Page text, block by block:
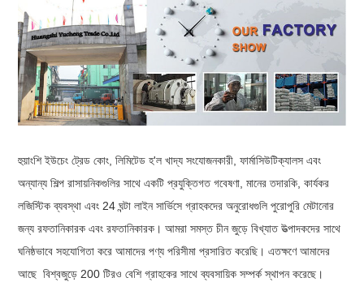
হুয়াংশি ইউচেং ট্রেড কোং, লিমিটেড হ'ল খাদ্য সংযোজনকারী, ফার্মাসিউটিক্যালস এবং
অন্যান্য শিল্প রাসায়নিকগুলির সাথে একটি প্রযুক্তিগত গবেষণা, মানের তদারকি, কার্যকর
লজিস্টিক ব্যবস্থা এবং 24 ঘন্টা লাইন সার্ভিসে গ্রাহকদের অনুরোধগুলি পুরোপুরি মেটানোর
জন্য রফতানিকারক এবং রফতানিকারক। আমরা সমস্ত চীন জুড়ে বিখ্যাত উত্পাদকদের সাথে
ঘনিষ্ঠভাবে সহযোগিতা করে আমাদের পণ্য পরিসীমা প্রসারিত করেছি। এতক্ষণে আমাদের
আছে বিশ্বজুড়ে 200 টিরও বেশি গ্রাহকের সাথে ব্যবসায়িক সম্পর্ক স্থাপন করেছে।